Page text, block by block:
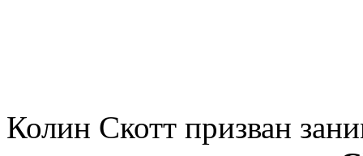
Колин Скотт призван